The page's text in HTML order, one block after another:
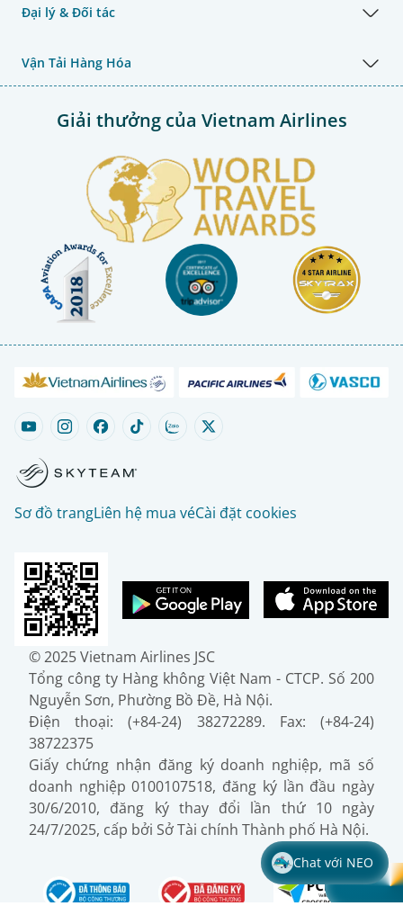
Chat với NEO
Đại lý & Đối tác
Vận Tải Hàng Hóa
Giải thưởng của Vietnam Airlines
Sơ đồ trangLiên hệ mua véCài đặt cookies
© 2025 Vietnam Airlines JSC
Tổng công ty Hàng không Việt Nam - CTCP. Số 200
Nguyễn Sơn, Phường Bồ Đề, Hà Nội.
Điện thoại: (+84-24) 38272289. Fax: (+84-24)
38722375
Giấy chứng nhận đăng ký doanh nghiệp, mã số
doanh nghiệp 0100107518, đăng ký lần đầu ngày
30/6/2010, đăng ký thay đổi lần thứ 10 ngày
24/7/2025, cấp bởi Sở Tài chính Thành phố Hà Nội.